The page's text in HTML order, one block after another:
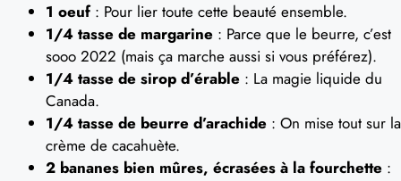
1 oeuf: Pour lier toute cette beauté ensemble.
1/4 tasse de margarine : Parce que le beurre, c’est
sooo 2022 (mais ça marche aussi si vous préférez).
1/4 tasse de sirop d’érable : La magie liquide du
Canada.
1/4 tasse de beurre d’arachide : On mise tout sur la
crème de cacahuète.
2 bananes bien mûres, écrasées à la fourchette :